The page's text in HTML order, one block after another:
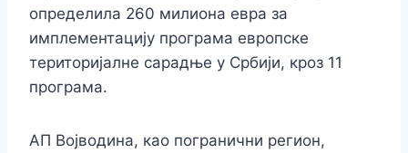
определила 260 милиона евра за
имплементацију програма европске
територијалне сарадње у Србији, кроз 11
програма.
АП Војводина, као погранични регион,